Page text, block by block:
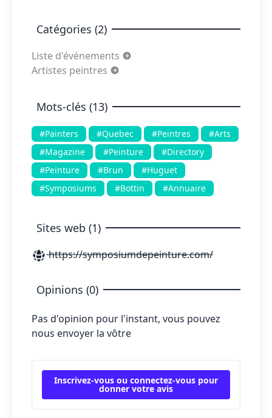
Catégories (2)
Liste d'événements
Artistes peintres
Mots-clés (13)
#Painters #Quebec #Peintres
#Arts
#Magazine
#Peinture
#Directory
#Peinture
#Brun
#Huguet
#Symposiums
#Bottin #Annuaire
Sites web (1)
https://symposiumdepeinture.com/
Opinions (0)
Pas d'opinion pour l'instant, vous pouvez
nous envoyer la vôtre
Inscrivez-vous ou connectez-vous pour
donner votre avis